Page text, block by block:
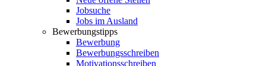
Jobsuche
Jobs im Ausland
Bewerbungstipps
Bewerbung
Bewerbungsschreiben
Motivationsschreiben